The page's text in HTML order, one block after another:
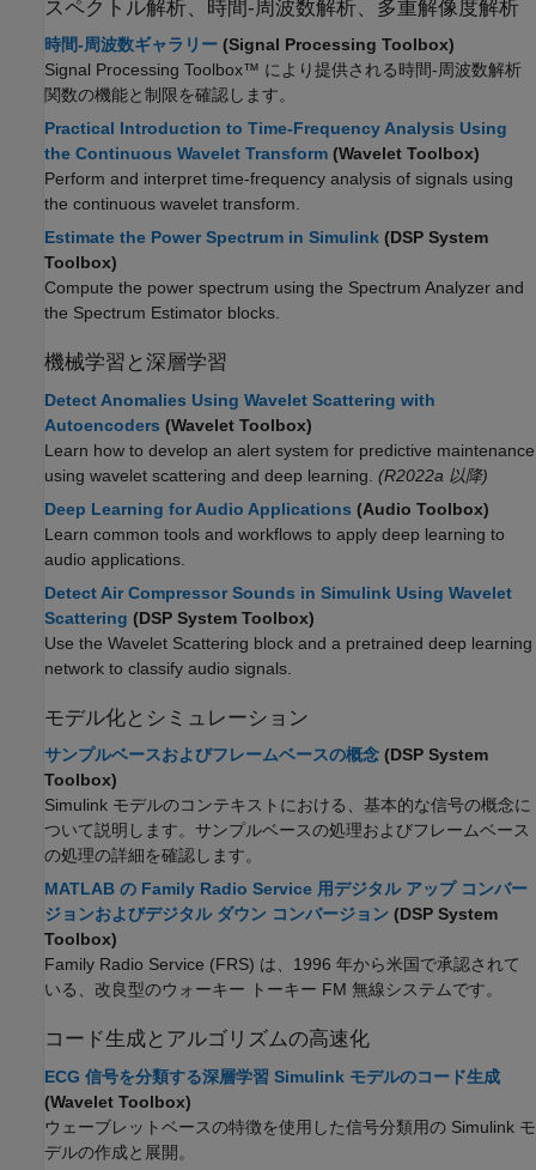
スペクトル解析、時間-周波数解析、多重解像度解析
時間-周波数ギャラリー (Signal Processing Toolbox)
Signal Processing Toolbox™ により提供される時間-周波数解析
関数の機能と制限を確認します。
Practical Introduction to Time-Frequency Analysis Using
the Continuous Wavelet Transform (Wavelet Toolbox)
Perform and interpret time-frequency analysis of signals using
the continuous wavelet transform.
Estimate the Power Spectrum in Simulink (DSP System
Toolbox)
Compute the power spectrum using the Spectrum Analyzer and
the Spectrum Estimator blocks.
機械学習と深層学習
Detect Anomalies Using Wavelet Scattering with
Autoencoders (Wavelet Toolbox)
Learn how to develop an alert system for predictive maintenance
using wavelet scattering and deep learning. (R2022a 以降)
Deep Learning for Audio Applications (Audio Toolbox)
Learn common tools and workflows to apply deep learning to
audio applications.
Detect Air Compressor Sounds in Simulink Using Wavelet
Scattering (DSP System Toolbox)
Use the Wavelet Scattering block and a pretrained deep learning
network to classify audio signals.
モデル化とシミュレーション
サンプルベースおよびフレームベースの概念 (DSP System
Toolbox)
Simulink モデルのコンテキストにおける、基本的な信号の概念に
ついて説明します。サンプルベースの処理およびフレームベース
の処理の詳細を確認します。
MATLAB の Family Radio Service 用デジタル アップ コンバー
ジョンおよびデジタル ダウン コンバージョン (DSP System
Toolbox)
Family Radio Service (FRS) は、1996 年から米国で承認されて
いる、改良型のウォーキー トーキー FM 無線システムです。
コード生成とアルゴリズムの高速化
ECG 信号を分類する深層学習 Simulink モデルのコード生成
(Wavelet Toolbox)
ウェーブレットベースの特徴を使用した信号分類用の Simulink モ
デルの作成と展開。